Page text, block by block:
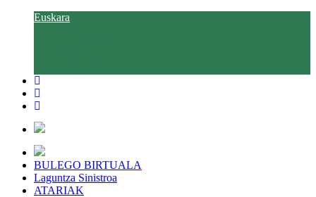
Euskara
BULEGO BIRTUALA
Laguntza Sinistroa
ATARIAK